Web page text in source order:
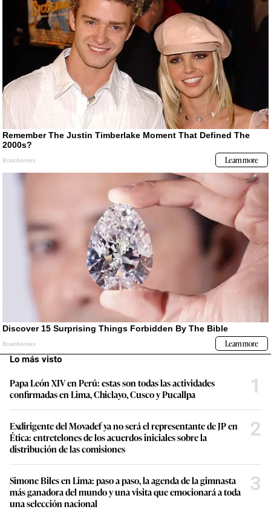
Lo más visto
Papa León XIV en Perú: estas son todas las actividades
confirmadas en Lima, Chiclayo, Cusco y Pucallpa
1
Exdirigente del Movadef ya no será el representante de JP en
Ética: entretelones de los acuerdos iniciales sobre la
distribución de las comisiones
2
Simone Biles en Lima: paso a paso, la agenda de la gimnasta
más ganadora del mundo y una visita que emocionará a toda
una selección nacional
3